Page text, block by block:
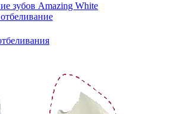
зубов Amazing White